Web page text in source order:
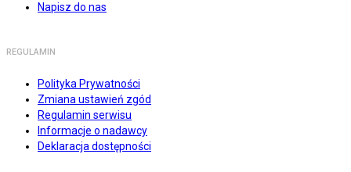
Napisz do nas
REGULAMIN
Polityka Prywatności
Zmiana ustawień zgód
Regulamin serwisu
Informacje o nadawcy
Deklaracja dostępności